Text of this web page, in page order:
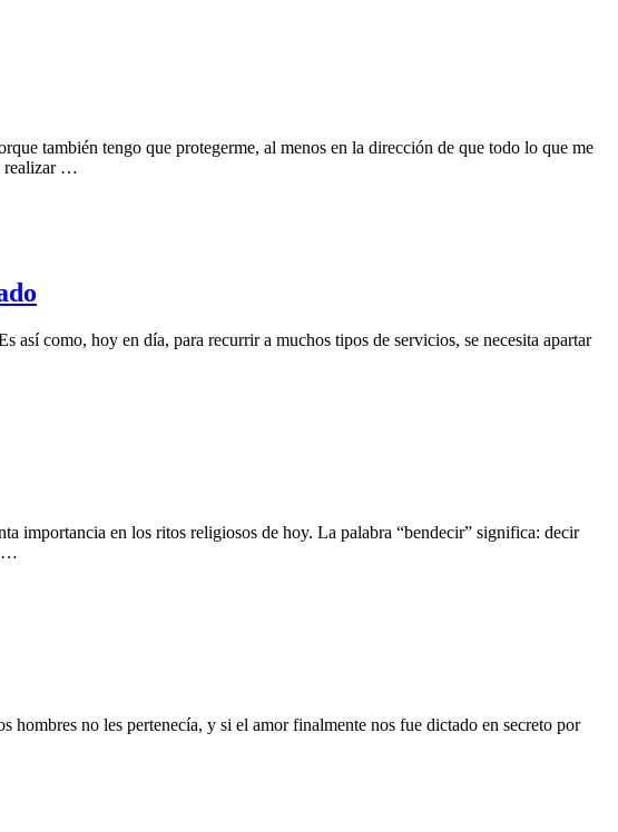
también tengo que protegerme, al menos en la dirección de que todo lo que me
realizar …
como, hoy en día, para recurrir a muchos tipos de servicios, se necesita apartar
importancia en los ritos religiosos de hoy. La palabra “bendecir” significa: decir
…
hombres no les pertenecía, y si el amor finalmente nos fue dictado en secreto por